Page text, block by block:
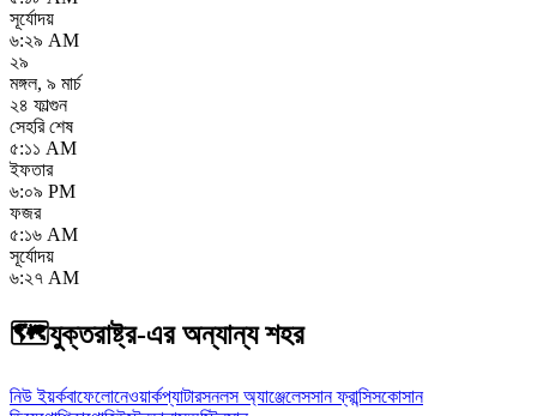
সূর্যোদয়
৬:২৯ AM
২৯
মঙ্গল, ৯ মার্চ
২৪ ফাল্গুন
সেহরি শেষ
৫:১১ AM
ইফতার
৬:০৯ PM
ফজর
৫:১৬ AM
সূর্যোদয়
৬:২৭ AM
🗺️যুক্তরাষ্ট্র-এর অন্যান্য শহর
নিউ ইয়র্কবাফেলোনেওয়ার্কপ্যাটারসনলস অ্যাঞ্জেলেসসান ফ্রান্সিসকোসান